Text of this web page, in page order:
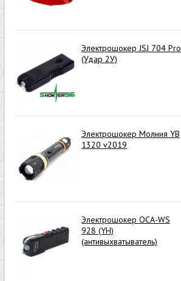
Электрошокер JSJ 704 Pro
(Удар 2У)
Электрошокер Молния YB
1320 v2019
Электрошокер ОСА-WS
928 (YH)
(антивыхватыватель)